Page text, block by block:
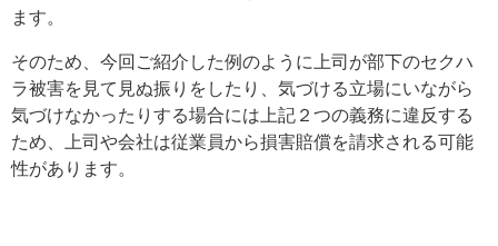
ます。
そのため、今回ご紹介した例のように上司が部下のセクハ
ラ被害を見て見ぬ振りをしたり、気づける立場にいながら
気づけなかったりする場合には上記２つの義務に違反する
ため、上司や会社は従業員から損害賠償を請求される可能
性があります。